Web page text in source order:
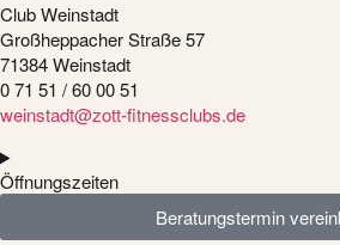
Club Weinstadt
Großheppacher Straße 57
71384 Weinstadt
0 71 51 / 60 00 51
weinstadt@zott-fitnessclubs.de
Öffnungszeiten
Beratungstermin